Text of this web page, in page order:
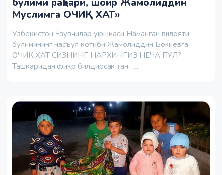
бўлими раҳбари, шоир Жамолиддин
Муслимга ОЧИҚ ХАТ»
Узбекистон Ёзувчилар уюшмаси Наманган вилояти
булимининг масъул котиби Жамолиддин Бокиевга
ОЧИК ХАТ СИЗНИНГ НАРХИНГИЗ НЕЧА ПУЛ?
Ташкаридан фикр билдирсак тан…...